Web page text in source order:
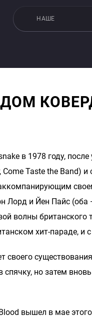
НАШЕ
в 1978 году,
Taste the Band)
Лорд и Йен Пайс
волны
хит-параде, и
своего
но затем
вышел в мае